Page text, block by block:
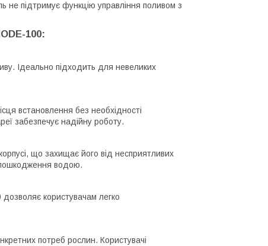
не підтримує функцію управління поливом з
100:
Ідеально підходить для невеликих
встановлення без необхідності
забезпечує надійну роботу.
що захищає його від несприятливих
водою.
користувачам легко
потреб рослин. Користувачі